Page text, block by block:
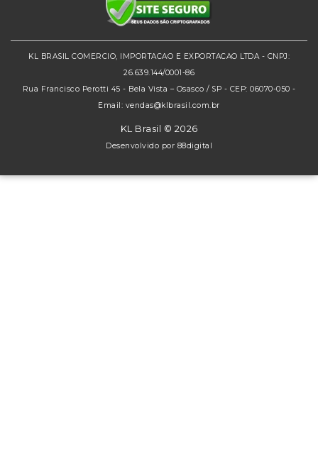
KL BRASIL COMERCIO, IMPORTACAO E EXPORTACAO LTDA - CNPJ:
26.639.144/0001-86
Rua Francisco Perotti 45 - Bela Vista – Osasco / SP - CEP: 06070-050 -
Email: vendas@klbrasil.com.br
KL Brasil © 2026
Desenvolvido por 88digital